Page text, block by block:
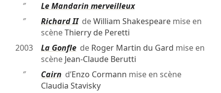
″
Le Mandarin merveilleux
″
Richard IIdeWilliam Shakespearemise en
scèneThierry de Peretti
2003
La Gonflede Roger Martin du Gard mise en
scène Jean-Claude Berutti
″
Cairn d’Enzo Cormann mise en scène
Claudia Stavisky